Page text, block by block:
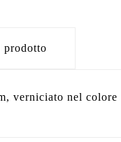
prodotto
verniciato nel colore